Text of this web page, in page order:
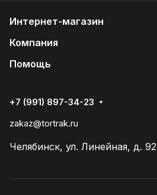
Интернет-магазин
Компания
Помощь
+7 (991) 897-34-23
zakaz@tortrak.ru
Челябинск, ул. Линейная, д. 92